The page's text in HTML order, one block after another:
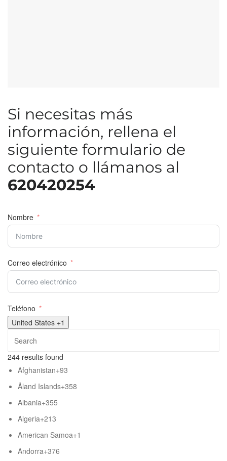
Si necesitas más
información, rellena el
siguiente formulario de
contacto o llámanos al
620420254
Nombre
Correo electrónico
Teléfono
United States +1
244 results found
Afghanistan+93
Åland Islands+358
Albania+355
Algeria+213
American Samoa+1
Andorra+376